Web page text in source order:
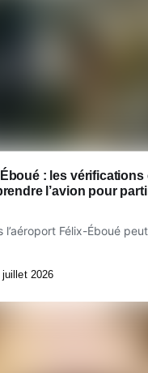
: les vérifications
l’avion pour
Félix-Éboué
juillet 2026